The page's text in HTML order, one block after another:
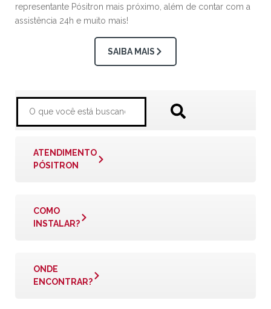
representante Pósitron mais próximo, além de contar com a
assistência 24h e muito mais!
SAIBA MAIS
ATENDIMENTO
PÓSITRON
COMO
INSTALAR?
ONDE
ENCONTRAR?